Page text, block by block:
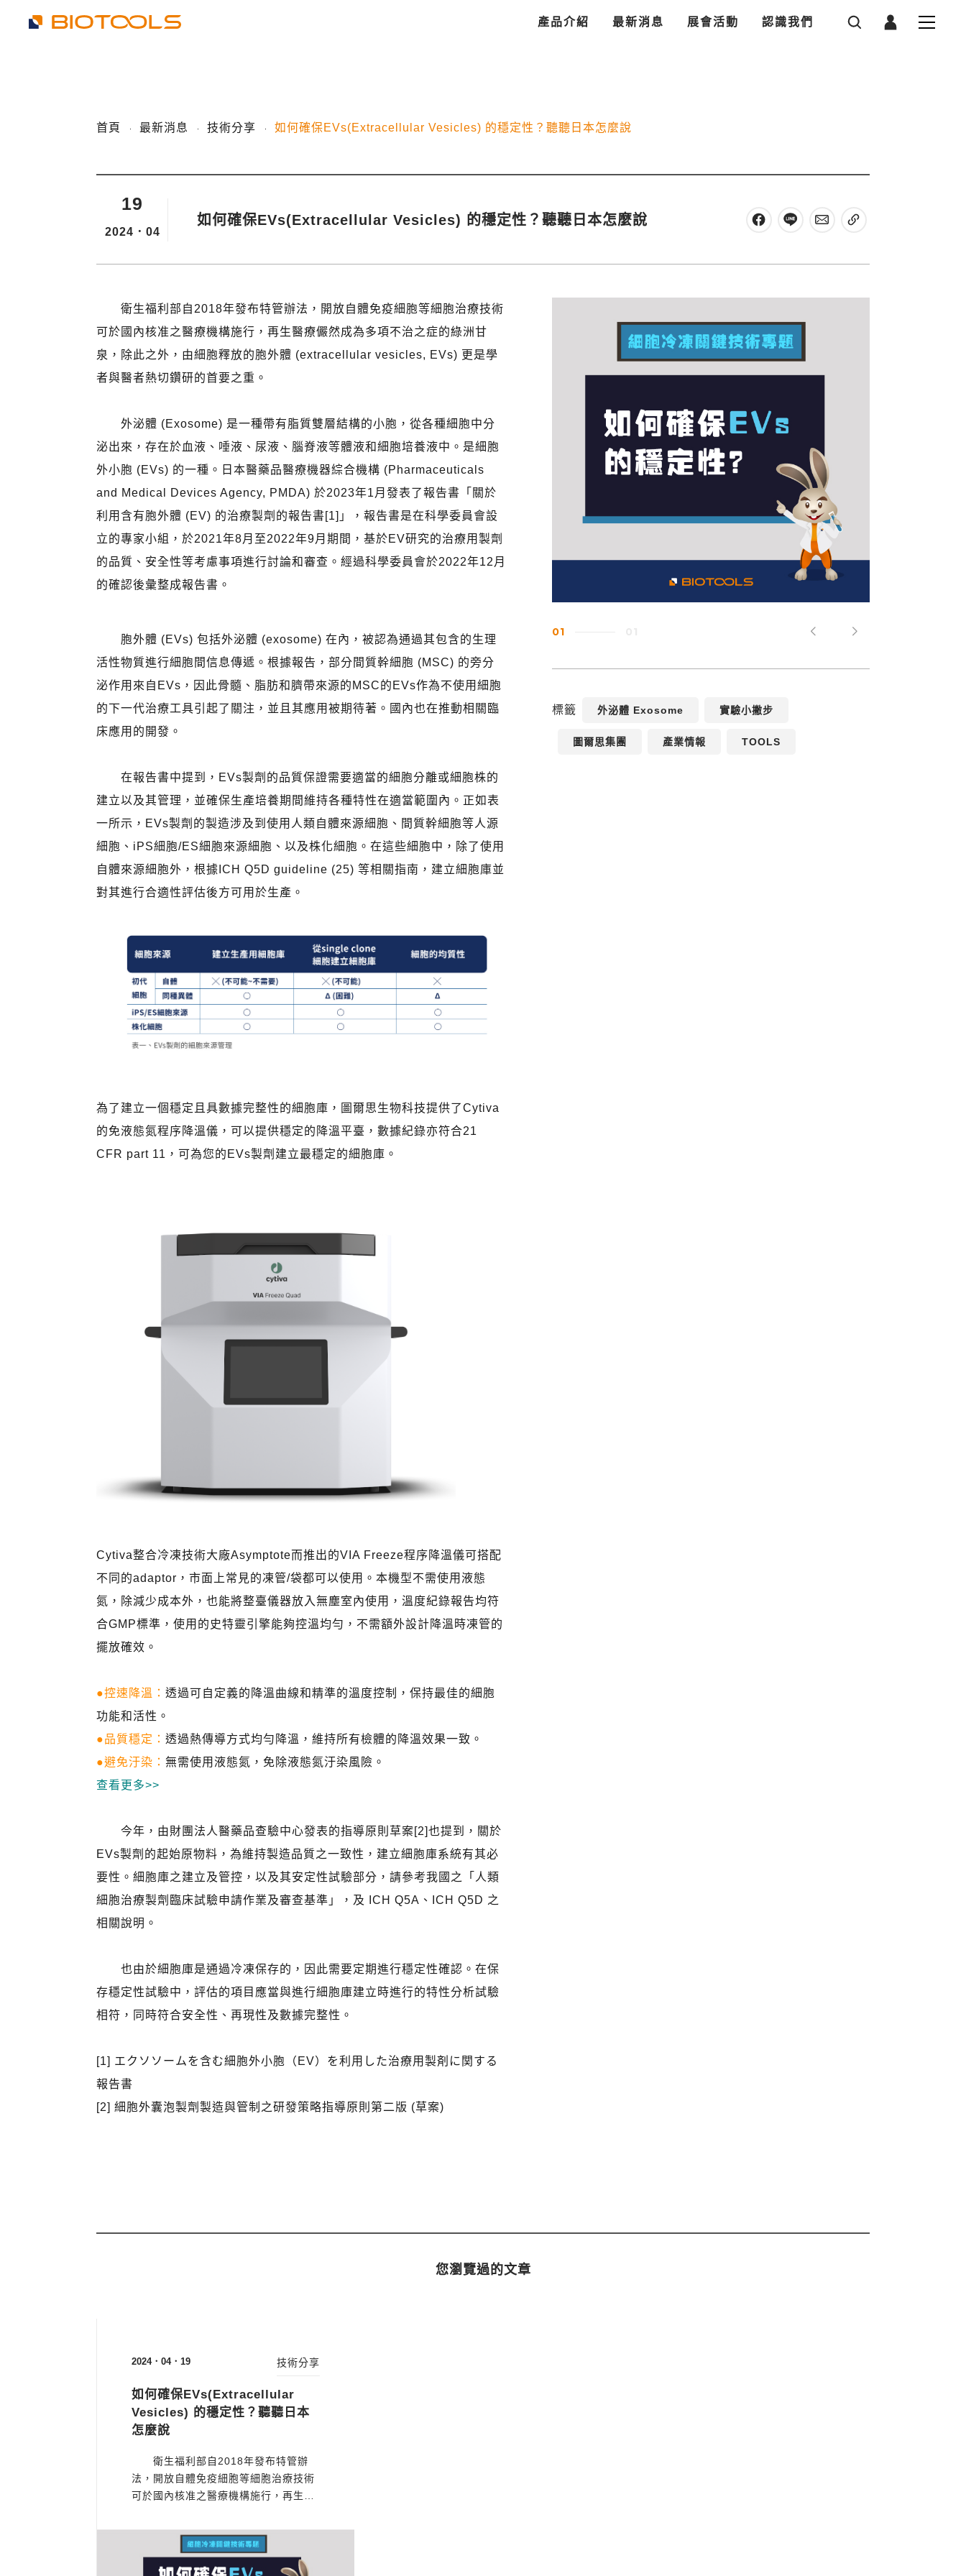
產品介紹 最新消息 展會活動 認識我們
首頁 最新消息 技術分享 如何確保EVs(Extracellular Vesicles) 的穩定性？聽聽日本怎麼說
19
2024．04
如何確保EVs(Extracellular Vesicles) 的穩定性？聽聽日本怎麼說
衛生福利部自2018年發布特管辦法，開放自體免疫細胞等細胞治療技術
可於國內核准之醫療機構施行，再生醫療儼然成為多項不治之症的綠洲甘
泉，除此之外，由細胞釋放的胞外體 (extracellular vesicles, EVs) 更是學
者與醫者熱切鑽研的首要之重。
外泌體 (Exosome) 是一種帶有脂質雙層結構的小胞，從各種細胞中分
泌出來，存在於血液、唾液、尿液、腦脊液等體液和細胞培養液中。是細胞
外小胞 (EVs) 的一種。日本醫藥品醫療機器綜合機構 (Pharmaceuticals
and Medical Devices Agency, PMDA) 於2023年1月發表了報告書「關於
利用含有胞外體 (EV) 的治療製劑的報告書[1]」，報告書是在科學委員會設
立的專家小組，於2021年8月至2022年9月期間，基於EV研究的治療用製劑
的品質、安全性等考慮事項進行討論和審查。經過科學委員會於2022年12月
的確認後彙整成報告書。
胞外體 (EVs) 包括外泌體 (exosome) 在內，被認為通過其包含的生理
活性物質進行細胞間信息傳遞。根據報告，部分間質幹細胞 (MSC) 的旁分
泌作用來自EVs，因此骨髓、脂肪和臍帶來源的MSC的EVs作為不使用細胞
的下一代治療工具引起了關注，並且其應用被期待著。國內也在推動相關臨
床應用的開發。
在報告書中提到，EVs製劑的品質保證需要適當的細胞分離或細胞株的
建立以及其管理，並確保生產培養期間維持各種特性在適當範圍內。正如表
一所示，EVs製劑的製造涉及到使用人類自體來源細胞、間質幹細胞等人源
細胞、iPS細胞/ES細胞來源細胞、以及株化細胞。在這些細胞中，除了使用
自體來源細胞外，根據ICH Q5D guideline (25) 等相關指南，建立細胞庫並
對其進行合適性評估後方可用於生產。
為了建立一個穩定且具數據完整性的細胞庫，圖爾思生物科技提供了Cytiva
的免液態氮程序降溫儀，可以提供穩定的降溫平臺，數據紀錄亦符合21
CFR part 11，可為您的EVs製劑建立最穩定的細胞庫。
Cytiva整合冷凍技術大廠Asymptote而推出的VIA Freeze程序降溫儀可搭配
不同的adaptor，市面上常見的凍管/袋都可以使用。本機型不需使用液態
氮，除減少成本外，也能將整臺儀器放入無塵室內使用，溫度紀錄報告均符
合GMP標準，使用的史特靈引擎能夠控溫均勻，不需額外設計降溫時凍管的
擺放確效。
●控速降溫：透過可自定義的降溫曲線和精準的溫度控制，保持最佳的細胞
功能和活性。
●品質穩定：透過熱傳導方式均勻降溫，維持所有檢體的降溫效果一致。
●避免汙染：無需使用液態氮，免除液態氮汙染風險。
查看更多>>
今年，由財團法人醫藥品查驗中心發表的指導原則草案[2]也提到，關於
EVs製劑的起始原物料，為維持製造品質之一致性，建立細胞庫系統有其必
要性。細胞庫之建立及管控，以及其安定性試驗部分，請參考我國之「人類
細胞治療製劑臨床試驗申請作業及審查基準」，及 ICH Q5A、ICH Q5D 之
相關說明。
也由於細胞庫是通過冷凍保存的，因此需要定期進行穩定性確認。在保
存穩定性試驗中，評估的項目應當與進行細胞庫建立時進行的特性分析試驗
相符，同時符合安全性、再現性及數據完整性。
[1] エクソソームを含む細胞外小胞（EV）を利用した治療用製剤に関する
報告書
[2] 細胞外囊泡製劑製造與管制之研發策略指導原則第二版 (草案)
01
標籤 外泌體 Exosome 實驗小撇步
圖爾思集團 產業情報 TOOLS
您瀏覽過的文章
2024．04．19
如何確保EVs(Extracellular
Vesicles) 的穩定性？聽聽日本
怎麼說
衛生福利部自2018年發布特管辦
法，開放自體免疫細胞等細胞治療技術
可於國內核准之醫療機構施行，再生醫
除此之外，由細胞釋放的胞外體
(extracellular vesicles, EVs) 更是學
者與醫者熱切鑽研的首要之重。 外
技術分享